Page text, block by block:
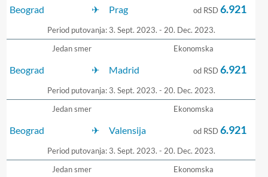
Beograd Prag
Period putovanja: 3. Sept. 2023. - 20. Dec. 2023.
od RSD6.921
Jedan smer
Beograd Madrid
Ekonomska
Period putovanja: 3. Sept. 2023. - 20. Dec. 2023.
od RSD6.921
Jedan smer
Beograd Valensija
Ekonomska
Period putovanja: 3. Sept. 2023. - 20. Dec. 2023.
od RSD6.921
Jedan smer Ekonomska